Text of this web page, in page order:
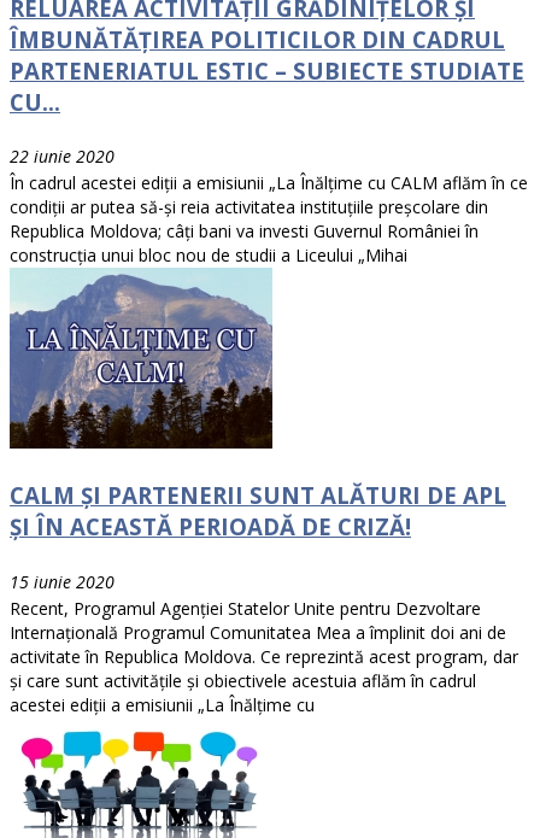
RELUAREA ACTIVITĂȚII GRĂDINIȚELOR ȘI
ÎMBUNĂTĂȚIREA POLITICILOR DIN CADRUL
PARTENERIATUL ESTIC – SUBIECTE STUDIATE
CU...
22 iunie 2020
În cadrul acestei ediții a emisiunii „La Înălțime cu CALM aflăm în ce
condiții ar putea să-și reia activitatea instituțiile preșcolare din
Republica Moldova; câți bani va investi Guvernul României în
construcția unui bloc nou de studii a Liceului „Mihai
CALM ȘI PARTENERII SUNT ALĂTURI DE APL
ȘI ÎN ACEASTĂ PERIOADĂ DE CRIZĂ!
15 iunie 2020
Recent, Programul Agenției Statelor Unite pentru Dezvoltare
Internațională Programul Comunitatea Mea a împlinit doi ani de
activitate în Republica Moldova. Ce reprezintă acest program, dar
și care sunt activitățile și obiectivele acestuia aflăm în cadrul
acestei ediții a emisiunii „La Înălțime cu